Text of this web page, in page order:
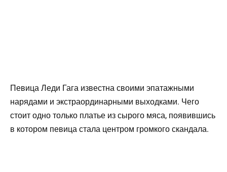
Певица Леди Гага известна своими эпатажными
нарядами и экстраординарными выходками. Чего
стоит одно только платье из сырого мяса, появившись
в котором певица стала центром громкого скандала.